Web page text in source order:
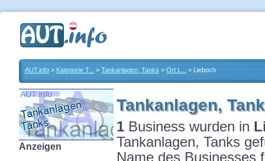
AUT.info > Kategorie T... > Tankanlagen, Tanks > Ort L... > Lieboch
Anzeigen
Tankanlagen,
1 Business wurden in
Tankanlagen, Tanks
Name des Businesses